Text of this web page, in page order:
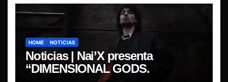
HOME NOTICIAS
Noticias | Nai’X presenta
“DIMENSIONAL GODS.